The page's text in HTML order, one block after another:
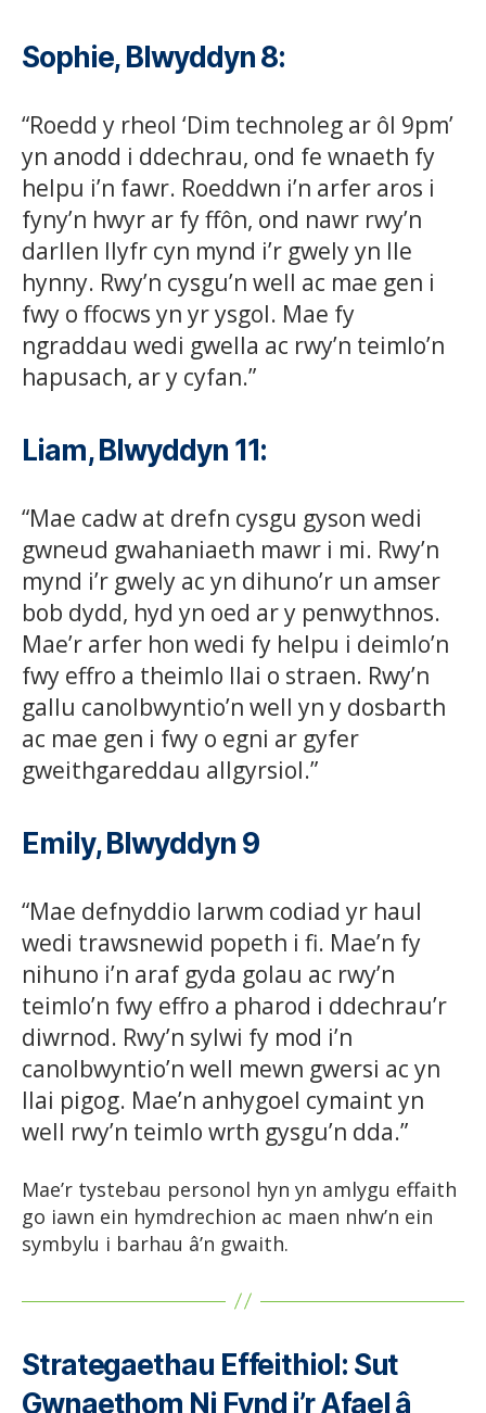
Sophie, Blwyddyn 8:
“Roedd y rheol ‘Dim technoleg ar ôl 9pm’
yn anodd i ddechrau, ond fe wnaeth fy
helpu i’n fawr. Roeddwn i’n arfer aros i
fyny’n hwyr ar fy ffôn, ond nawr rwy’n
darllen llyfr cyn mynd i’r gwely yn lle
hynny. Rwy’n cysgu’n well ac mae gen i
fwy o ffocws yn yr ysgol. Mae fy
ngraddau wedi gwella ac rwy’n teimlo’n
hapusach, ar y cyfan.”
Liam, Blwyddyn 11:
“Mae cadw at drefn cysgu gyson wedi
gwneud gwahaniaeth mawr i mi. Rwy’n
mynd i’r gwely ac yn dihuno’r un amser
bob dydd, hyd yn oed ar y penwythnos.
Mae’r arfer hon wedi fy helpu i deimlo’n
fwy effro a theimlo llai o straen. Rwy’n
gallu canolbwyntio’n well yn y dosbarth
ac mae gen i fwy o egni ar gyfer
gweithgareddau allgyrsiol.”
Emily, Blwyddyn 9
“Mae defnyddio larwm codiad yr haul
wedi trawsnewid popeth i fi. Mae’n fy
nihuno i’n araf gyda golau ac rwy’n
teimlo’n fwy effro a pharod i ddechrau’r
diwrnod. Rwy’n sylwi fy mod i’n
canolbwyntio’n well mewn gwersi ac yn
llai pigog. Mae’n anhygoel cymaint yn
well rwy’n teimlo wrth gysgu’n dda.”
Mae’r tystebau personol hyn yn amlygu effaith
go iawn ein hymdrechion ac maen nhw’n ein
symbylu i barhau â’n gwaith.
Strategaethau Effeithiol: Sut
Gwnaethom Ni Fynd i’r Afael â